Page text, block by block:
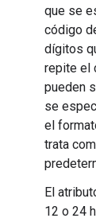
que se
código
dígitos
repite el
pueden
se
el
trata
El
12 o 24